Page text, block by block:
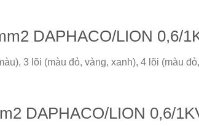
DAPHACO/LION 0,6/
3 lõi (màu đỏ, vàng, xanh), 4 lõi (màu
DAPHACO/LION 0,6/